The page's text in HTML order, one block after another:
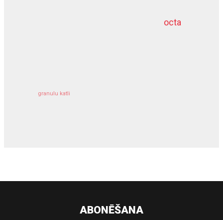
octa
granulu katli
dziļurbums
ABONĒŠANA